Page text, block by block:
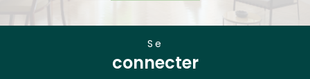
se
connecter